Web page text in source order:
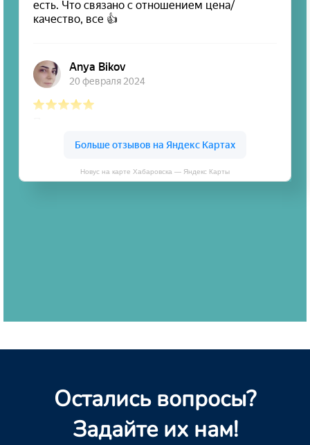
Новус на карте Хабаровска — Яндекс Карты
Остались вопросы?
Задайте их нам!